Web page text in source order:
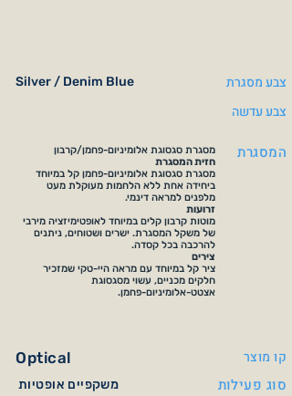
Silver / Denim Blue
צבע מסגרת
צבע עדשה
מסגרת סגסוגת אלומיניום-פחמן/קרבון
חזית המסגרת
מסגרת סגסוגת אלומיניום-פחמן קל במיוחד
ביחידה אחת ללא הלחמות מעוקלת מעט
מלפנים למראה דינמי.
זרועות
מוטות קרבון קלים במיוחד לאופטימיזציה מירבי
של משקל המסגרת. ישרים ושטוחים, ניתנים
להרכבה בכל קסדה.
צירים
ציר קל במיוחד עם מראה היי-טקי שמזכיר
חלקים מכניים, עשוי מסגסוגת
אצטט-אלומיניום-פחמן.
המסגרת
Optical קו מוצר
משקפיים אופטיות סוג פעילות